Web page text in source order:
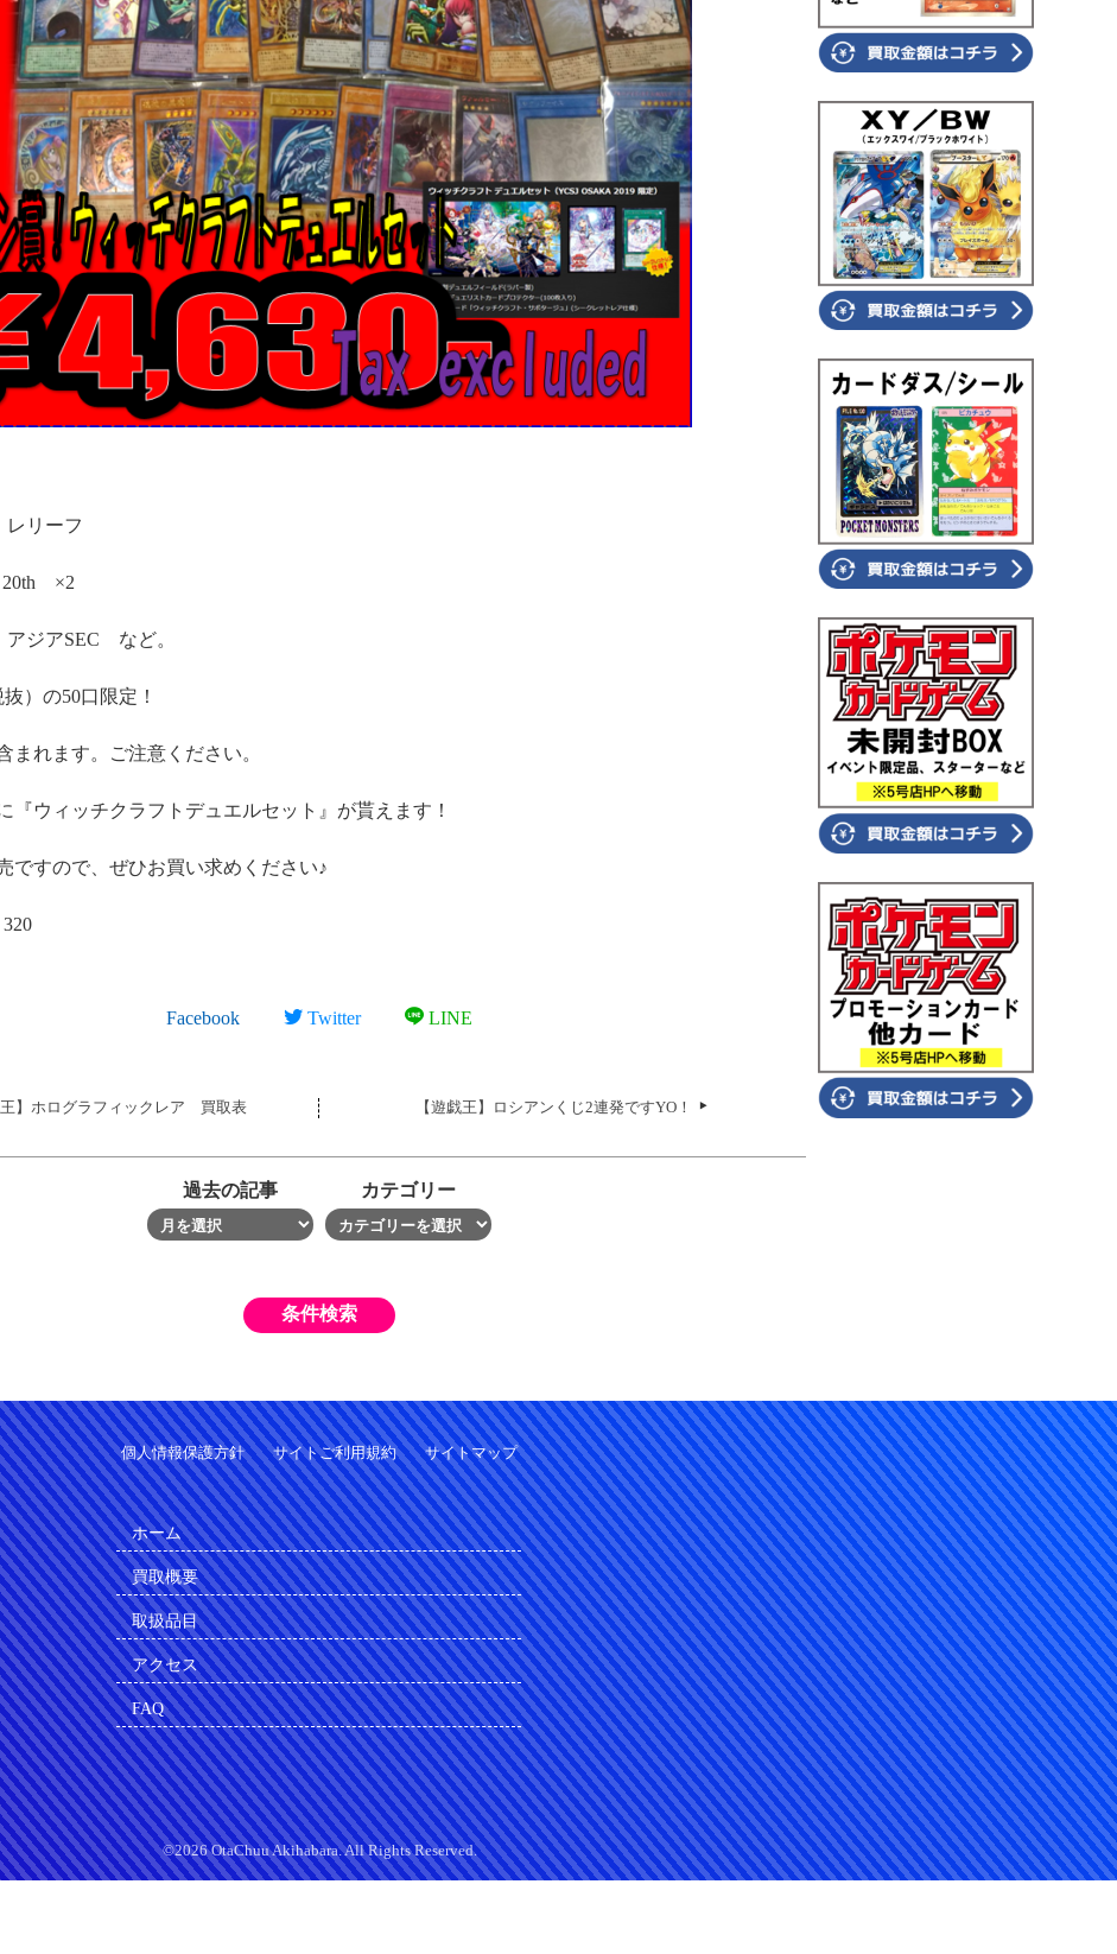
リーフ
×2
ジアSEC など。
）の50口限定！
まれます。ご注意ください。
『ウィッチクラフトデュエルセット』が貰えます！
ですので、ぜひお買い求めください♪
320
Facebook Twitter LINE
】ホログラフィックレア 買取表 【遊戯王】ロシアンくじ2連発ですYO！
過去の記事 カテゴリー
個人情報保護方針 サイトご利用規約 サイトマップ
ホーム
買取概要
取扱品目
アクセス
FAQ
©2026 OtaChuu Akihabara. All Rights Reserved.